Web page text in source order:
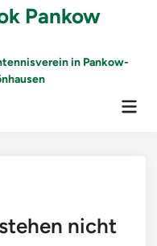
Pankow
in Pankow-
Main
nicht